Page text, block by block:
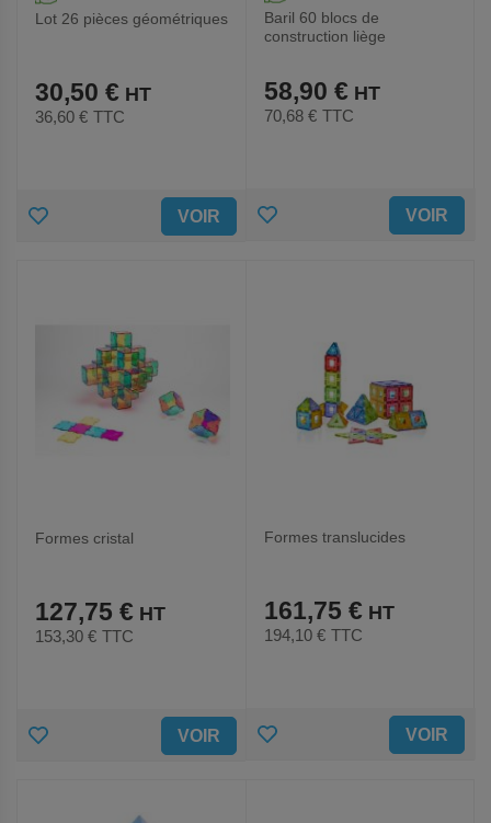
Lot 26 pièces géométriques
30,50 €
36,60 € TTC
AJOUTER VOIR
Baril 60 blocs de
construction liège
58,90 €
70,68 € TTC
AJOUTER VOIR
Formes cristal
127,75 €
153,30 € TTC
AJOUTER VOIR
Formes translucides
161,75 €
194,10 € TTC
AJOUTER VOIR